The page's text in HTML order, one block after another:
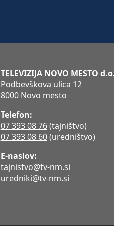
TELEVIZIJA NOVO MESTO
Podbevškova ulica 12
8000 Novo mesto
Telefon:
07 393 08 76(tajništvo)
07 393 08 60(uredništvo)
E-naslov:
tajnistvo@tv-nm.si
uredniki@tv-nm.si